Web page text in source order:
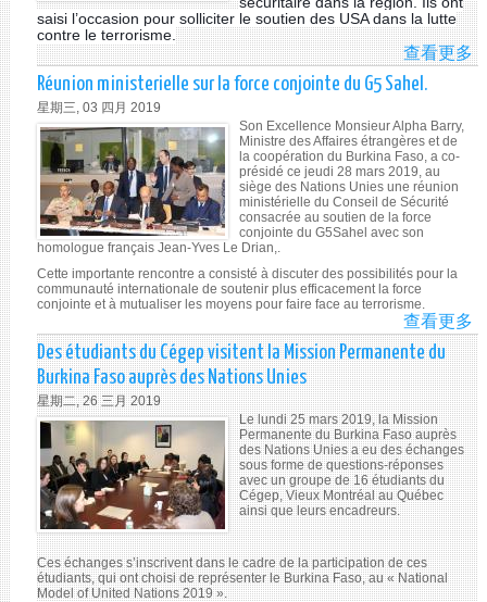
saisi l’occasion pour solliciter le soutien des USA dans la lutte
contre le terrorisme.
查看更多
Réunion ministerielle sur la force conjointe du G5 Sahel.
星期三, 03 四月 2019
Son Excellence Monsieur Alpha Barry,
Ministre des Affaires étrangères et de
la coopération du Burkina Faso, a co-
présidé ce jeudi 28 mars 2019, au
siège des Nations Unies une réunion
ministérielle du Conseil de Sécurité
consacrée au soutien de la force
conjointe du G5Sahel avec son
homologue français Jean-Yves Le Drian,.
Cette importante rencontre a consisté à discuter des possibilités pour la
communauté internationale de soutenir plus efficacement la force
conjointe et à mutualiser les moyens pour faire face au terrorisme.
查看更多
LA
DU
G5
Des étudiants du Cégep visitent la Mission Permanente du
Burkina Faso auprès des Nations Unies
星期二, 26 三月 2019
Le lundi 25 mars 2019, la Mission
Permanente du Burkina Faso auprès
des Nations Unies a eu des échanges
sous forme de questions-réponses
avec un groupe de 16 étudiants du
Cégep, Vieux Montréal au Québec
ainsi que leurs encadreurs.
Ces échanges s’inscrivent dans le cadre de la participation de ces
étudiants, qui ont choisi de représenter le Burkina Faso, au « National
Model of United Nations 2019 ».